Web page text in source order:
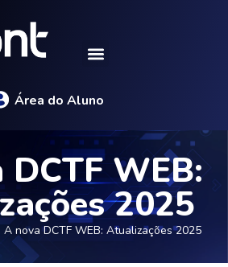
Área do Aluno
WEB:
2025
A nova DCTF WEB: Atualizações 2025